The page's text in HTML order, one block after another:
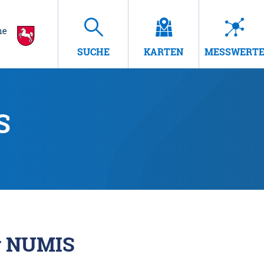
SUCHE KARTEN MESSWERTE
NUMIS